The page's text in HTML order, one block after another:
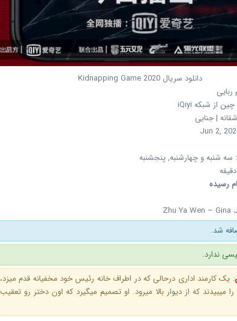
دانلود سریال Kidnapping Game 2020
ربایی
چین از شبکه iQiyi
| جنایی
Jun 2,
سه شنبه و چهارشنبه, پنجشنبه
رسیده
Zhu Ya Wen – Gina
شد.
ندارد.
: یک کارمند اداری درحالی که در اطراف خانه رئیس خود مخفیانه قدم میزد،
میبیدند که از دیوار بالا میرود. او تصمیم میگیرد که اون دختر رو تعقیب